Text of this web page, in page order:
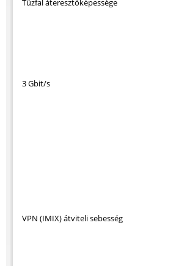
Tűzfal áteresztőképessége
3 Gbit/s
VPN (IMIX) átviteli sebesség